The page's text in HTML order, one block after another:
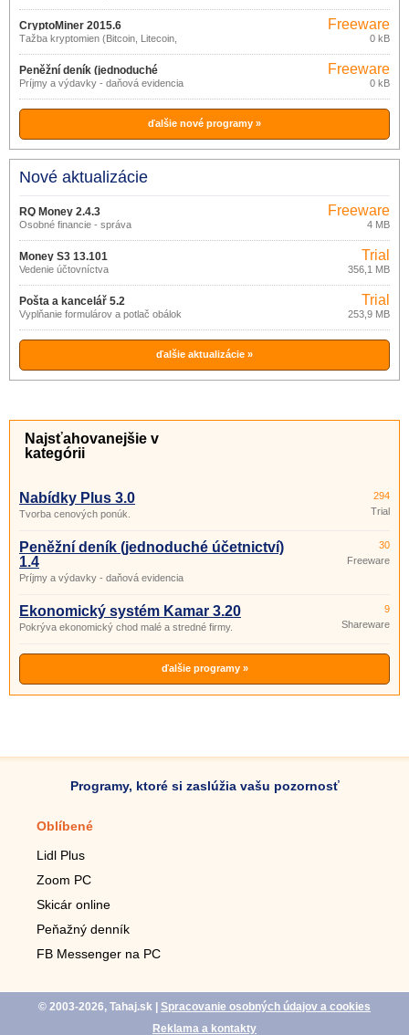
CryptoMiner 2015.6
Ťažba kryptomien (Bitcoin, Litecoin,
Freeware
0 kB
Peněžní deník (jednoduché
účetnictví) 1.4
Príjmy a výdavky - daňová evidencia
Freeware
0 kB
ďalšie nové programy »
Nové aktualizácie
RQ Money 2.4.3
Osobné financie - správa
Freeware
4 MB
Money S3 13.101
Vedenie účtovníctva
Trial
356,1 MB
Pošta a kancelář 5.2
Vypĺňanie formulárov a potlač obálok
Trial
253,9 MB
ďalšie aktualizácie »
Najsťahovanejšie v
kategórii
Nabídky Plus 3.0
Tvorba cenových ponúk.
294
Trial
Peněžní deník (jednoduché účetnictví)
1.4
Príjmy a výdavky - daňová evidencia
30
Freeware
Ekonomický systém Kamar 3.20
Pokrýva ekonomický chod malé a stredné firmy.
9
Shareware
ďalšie programy »
Programy, ktoré si zaslúžia vašu pozornosť
Oblíbené
Lidl Plus
Zoom PC
Skicár online
Peňažný denník
FB Messenger na PC
© 2003-2026, Tahaj.sk
Spracovanie osobných údajov a cookies
Reklama a kontakty